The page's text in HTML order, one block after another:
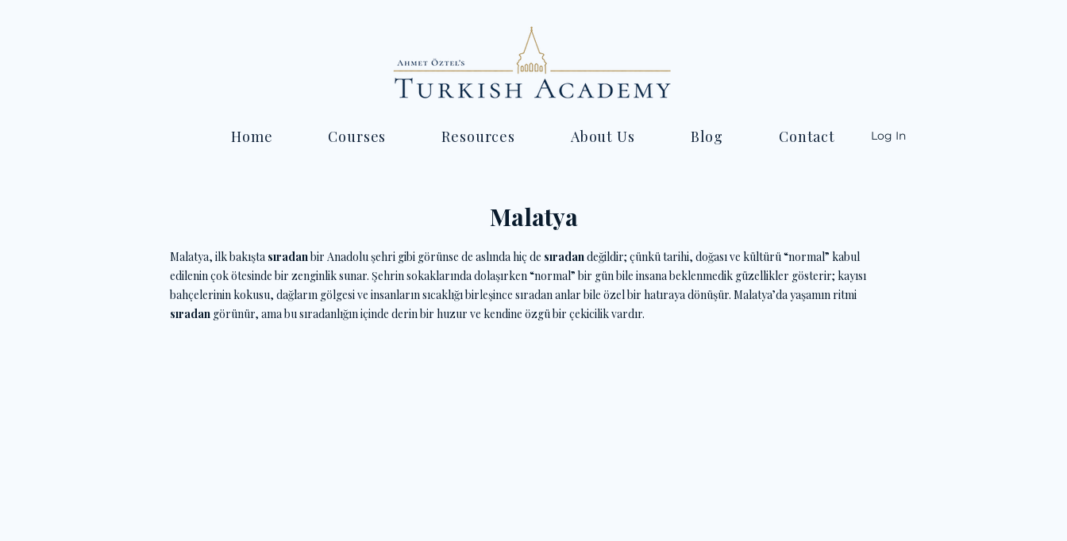
Home Courses Resources About Us Blog Contact Log In
Malatya
Malatya, ilk bakışta sıradanbir Anadolu şehri gibi görünse de aslında hiç de sıradandeğildir; çünkü tarihi, doğası ve kültürü “normal” kabul
edilenin çok ötesinde bir zenginlik sunar. Şehrin sokaklarında dolaşırken “normal” bir gün bile insana beklenmedik güzellikler gösterir; kayısı
bahçelerinin kokusu, dağların gölgesi ve insanların sıcaklığı birleşince sıradan anlar bile özel bir hatıraya dönüşür. Malatya’da yaşamın ritmi
sıradan görünür, ama bu sıradanlığın içinde derin bir huzur ve kendine özgü bir çekicilik vardır.